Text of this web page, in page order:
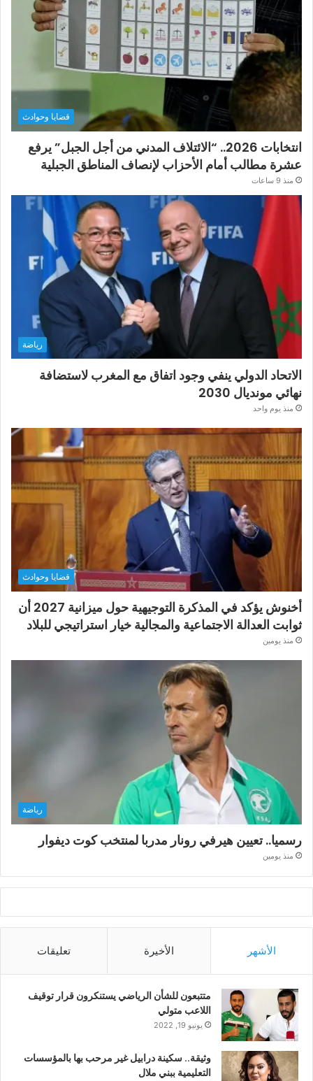
قضايا وحوادث
انتخابات 2026.. “الائتلاف المدني من أجل الجبل” يرفع
عشرة مطالب أمام الأحزاب لإنصاف المناطق الجبلية
منذ 9 ساعات
رياضة
الاتحاد الدولي ينفي وجود اتفاق مع المغرب لاستضافة
نهائي مونديال 2030
منذ يوم واحد
قضايا وحوادث
أخنوش يؤكد في المذكرة التوجيهية حول ميزانية 2027 أن
ثوابت العدالة الاجتماعية والمجالية خيار استراتيجي للبلاد
منذ يومين
رياضة
رسميا.. تعيين هيرفي رونار مدربا لمنتخب كوت ديفوار
منذ يومين
الأشهر الأخيرة تعليقات
متتبعون للشأن الرياضي يستنكرون قرار توقيف
اللاعب متولي
يونيو 19, 2022
وثيقة.. سكينة درابيل غير مرحب بها بالمؤسسات
التعليمية ببني ملال